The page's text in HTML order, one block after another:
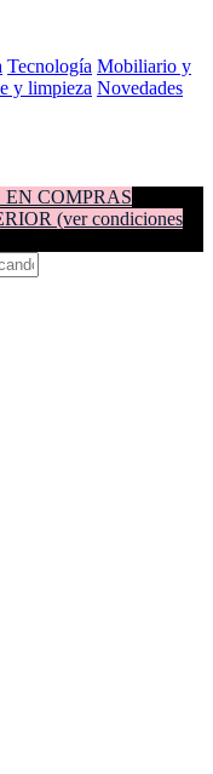
Tecnología Mobiliario y
y limpieza Novedades
COMPRAS
(ver condiciones